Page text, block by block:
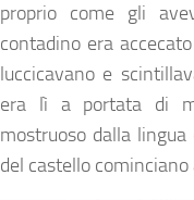
proprio come gli
contadino era
luccicavano e
era lì a portata di
mostruoso dalla
del castello